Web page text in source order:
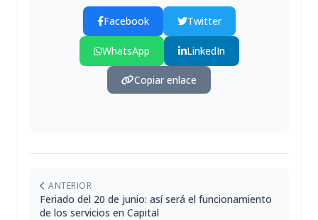
Facebook Twitter
WhatsApp LinkedIn
Copiar enlace
ANTERIOR
Feriado del 20 de junio: así será el funcionamiento
de los servicios en Capital